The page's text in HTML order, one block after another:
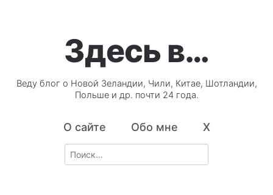
Здесь в…
Веду блог о Новой Зеландии, Чили, Китае, Шотландии,
Польше и др. почти 24 года.
О сайте Обо мне X
Search
for: